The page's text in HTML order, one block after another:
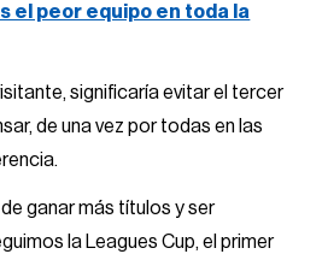
el peor equipo en toda la
significaría evitar el tercer
de una vez por todas en las
ganar más títulos y ser
la Leagues Cup, el primer